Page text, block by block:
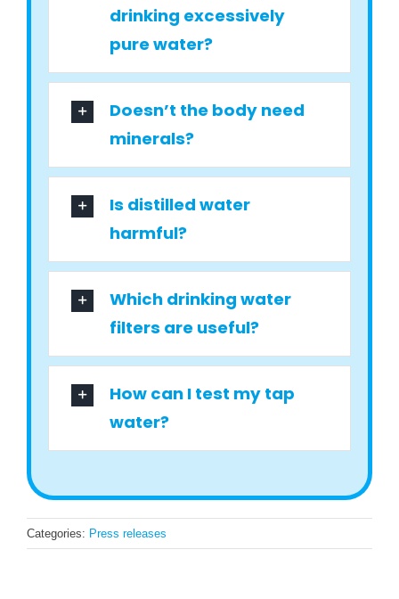
drinking excessively
pure water?
Doesn’t the body need
minerals?
Is distilled water
harmful?
Which drinking water
filters are useful?
How can I test my tap
water?
Categories: Press releases